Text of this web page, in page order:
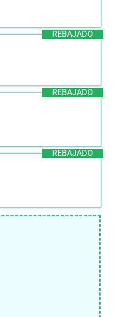
REBAJADO
REBAJADO
REBAJADO